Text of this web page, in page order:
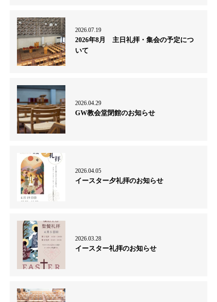
2026.07.19
2026年8月 主日礼拝・集会の予定につ
いて
2026.04.29
GW教会堂閉館のお知らせ
2026.04.05
イースター夕礼拝のお知らせ
2026.03.28
イースター礼拝のお知らせ